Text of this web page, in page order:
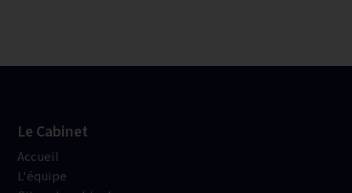
Le Cabinet
Accueil
L'équipe